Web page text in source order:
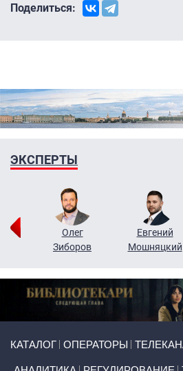
Поделиться:
ЭКСПЕРТЫ
Олег
Зиборов
Евгений
Мошняцкий
КАТАЛОГ ОПЕРАТОРЫ